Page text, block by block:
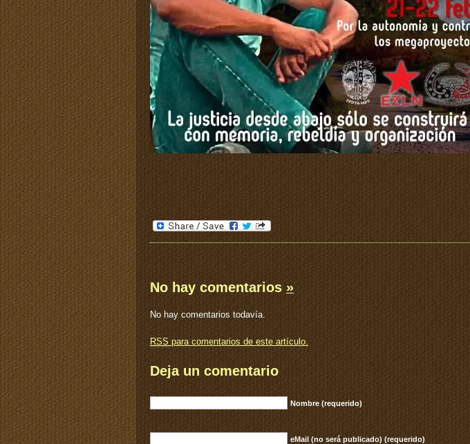
No hay comentarios»
No hay comentarios todavía.
RSS para comentarios de este artículo.
Deja un comentario
Nombre (requerido)
eMail (no será publicado) (requerido)